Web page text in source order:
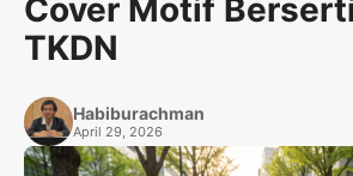
Cover Motif
TKDN
Habiburachman
April 29, 2026